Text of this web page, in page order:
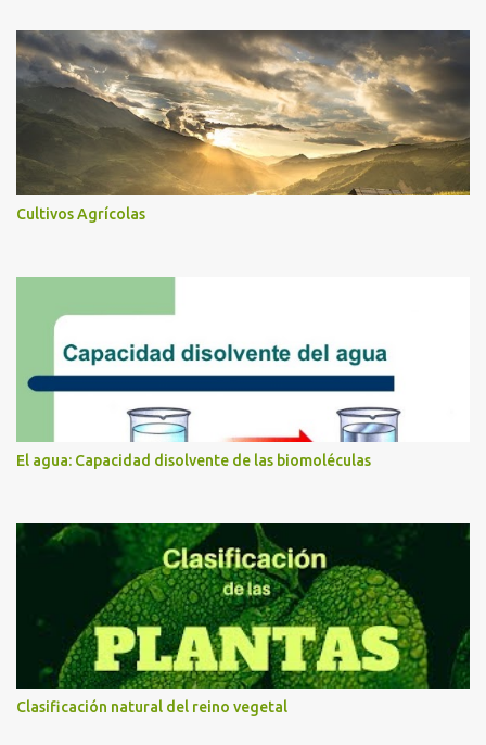
Cultivos Agrícolas
El agua: Capacidad disolvente de las biomoléculas
Clasificación natural del reino vegetal